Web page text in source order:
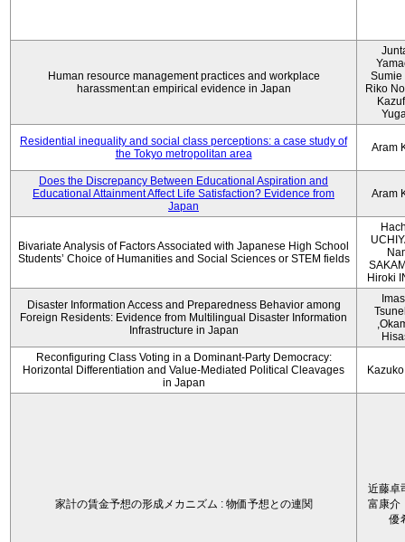
Human resource management practices and workplace
harassment:an empirical evidence in Japan
Sumie
Riko
Residential inequality and social class perceptions: a case study of
the Tokyo metropolitan area
Aram
Does the Discrepancy Between Educational Aspiration and
Educational Attainment Affect Life Satisfaction? Evidence from
Japan
Aram
Bivariate Analysis of Factors Associated with Japanese High School
Students’ Choice of Humanities and Social Sciences or STEM fields
Hiroki
Disaster Information Access and Preparedness Behavior among
Foreign Residents: Evidence from Multilingual Disaster Information
Infrastructure in Japan
Reconfiguring Class Voting in a Dominant-Party Democracy:
Horizontal Differentiation and Value-Mediated Political Cleavages
in Japan
家計の賃金予想の形成メカニズム : 物価予想との連関
近藤卓
富康介
優